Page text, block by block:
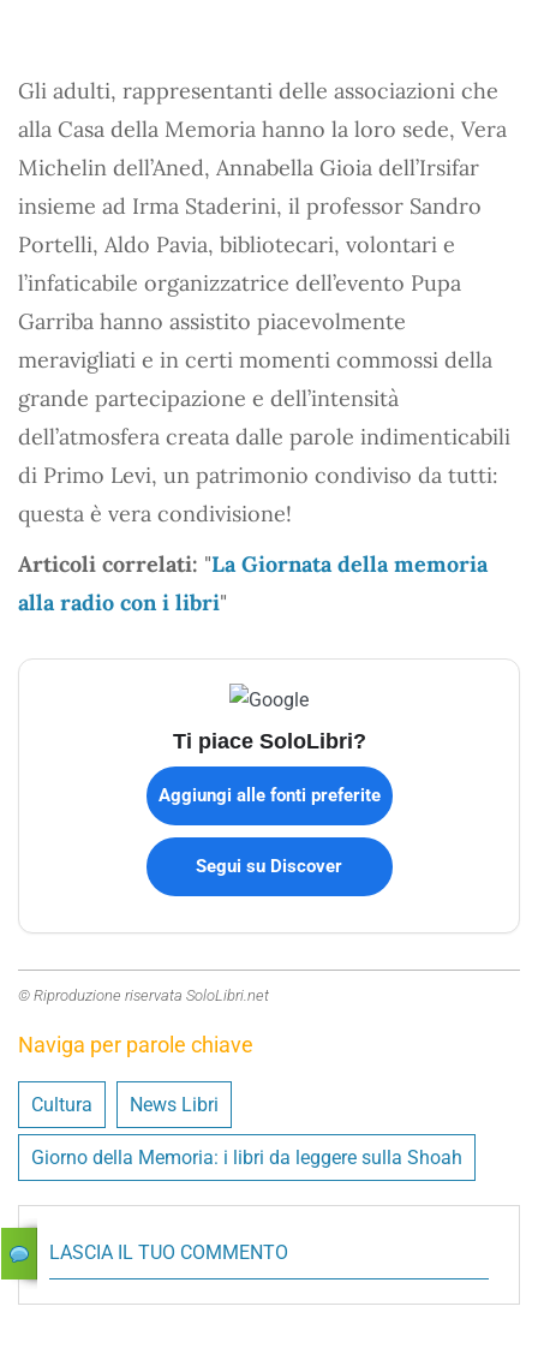
Gli adulti, rappresentanti delle associazioni che
alla Casa della Memoria hanno la loro sede, Vera
Michelin dell’Aned, Annabella Gioia dell’Irsifar
insieme ad Irma Staderini, il professor Sandro
Portelli, Aldo Pavia, bibliotecari, volontari e
l’infaticabile organizzatrice dell’evento Pupa
Garriba hanno assistito piacevolmente
meravigliati e in certi momenti commossi della
grande partecipazione e dell’intensità
dell’atmosfera creata dalle parole indimenticabili
di Primo Levi, un patrimonio condiviso da tutti:
questa è vera condivisione!
Articoli correlati: "La Giornata della memoria
alla radio con i libri"
Ti piace SoloLibri?
Aggiungi alle fonti preferite
Segui su Discover
© Riproduzione riservata SoloLibri.net
Naviga per parole chiave
Cultura News Libri
Giorno della Memoria: i libri da leggere sulla Shoah
LASCIA IL TUO COMMENTO